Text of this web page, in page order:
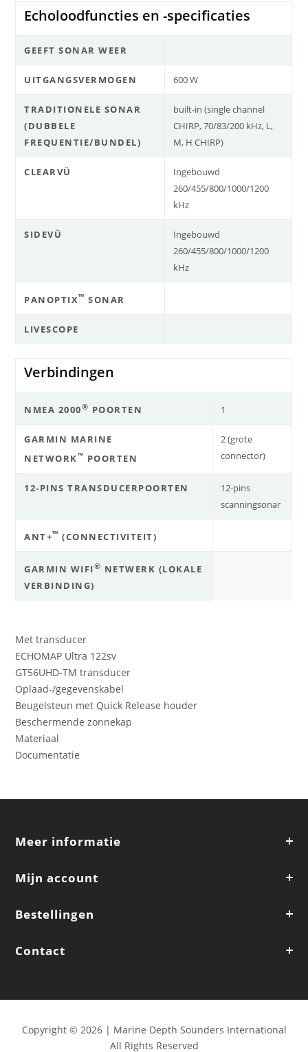
Echoloodfuncties en -specificaties
GEEFT SONAR WEER
UITGANGSVERMOGEN 600 W
TRADITIONELE SONAR
(DUBBELE
FREQUENTIE/BUNDEL)
built-in (single channel
CHIRP, 70/83/200 kHz, L,
M, H CHIRP)
CLEARVÜ
Ingebouwd
260/455/800/1000/1200
kHz
SIDEVÜ
Ingebouwd
260/455/800/1000/1200
kHz
PANOPTIX™ SONAR
LIVESCOPE
Verbindingen
NMEA 2000® POORTEN 1
GARMIN MARINE
NETWORK™ POORTEN
2 (grote
connector)
12-PINS TRANSDUCERPOORTEN
12-pins
scanningsonar
ANT+™ (CONNECTIVITEIT)
GARMIN WIFI® NETWERK (LOKALE
VERBINDING)
Met transducer
ECHOMAP Ultra 122sv
GT56UHD-TM transducer
Oplaad-/gegevenskabel
Beugelsteun met Quick Release houder
Beschermende zonnekap
Materiaal
Documentatie
Meer informatie
Mijn account
Bestellingen
Contact
Copyright © 2026 | Marine Depth Sounders International
All Rights Reserved